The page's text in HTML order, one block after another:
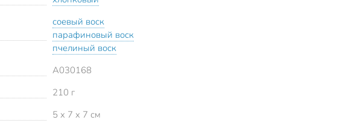
соевый воск
парафиновый воск
пчелиный воск
А030168
210 г
5 x 7 x 7 см